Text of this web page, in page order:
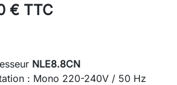
€ TTC
NLE8.8CN
: Mono 220-240V / 50 Hz